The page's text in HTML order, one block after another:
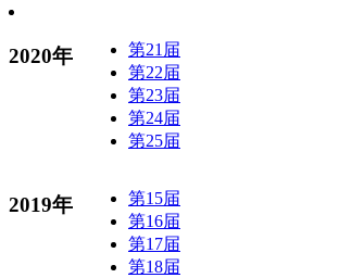
2020年
第21届
第22届
第23届
第24届
第25届
2019年
第15届
第16届
第17届
第18届